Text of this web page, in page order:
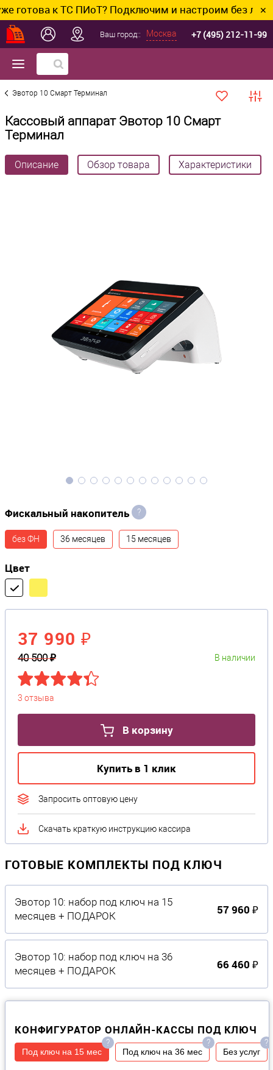
к ТС ПИоТ? Подключим и настроим без лишних ✕
Ваш город:: Москва +7 (495) 212-11-99
Эвотор 10 Смарт Терминал
Кассовый аппарат Эвотор 10 Смарт
Терминал
Описание Обзор товара Характеристики
Фискальный накопитель ?
без ФН 36 месяцев 15 месяцев
Цвет
37 990 ₽
40 500 ₽ В наличии
3 отзыва
В корзину
Купить в 1 клик
Запросить оптовую цену
Скачать краткую инструкцию кассира
ГОТОВЫЕ КОМПЛЕКТЫ ПОД КЛЮЧ
Эвотор 10: набор под ключ на 15
месяцев + ПОДАРОК
57 960 ₽
Эвотор 10: набор под ключ на 36
месяцев + ПОДАРОК
66 460 ₽
КОНФИГУРАТОР ОНЛАЙН-КАССЫ ПОД КЛЮЧ
?
Под ключ на 15 мес
?
Под ключ на 36 мес
?
Без услуг